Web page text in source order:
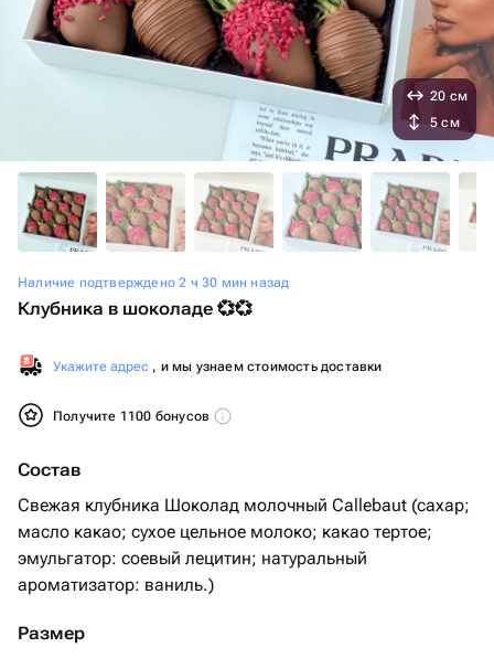
Наличие подтверждено 2 ч 30 мин назад
Клубника в шоколаде 💞💞
Укажите адрес , и мы узнаем стоимость доставки
Получите 1100 бонусов
Состав
Свежая клубника Шоколад молочный Callebaut (сахар;
масло какао; сухое цельное молоко; какао тертое;
эмульгатор: соевый лецитин; натуральный
ароматизатор: ваниль.)
Размер
20 см
5 см